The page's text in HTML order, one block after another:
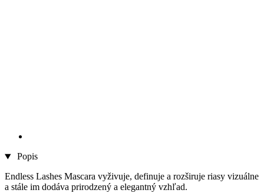
Popis
Endless Lashes Mascara vyživuje, definuje a rozširuje riasy vizuálne
a stále im dodáva prirodzený a elegantný vzhľad.